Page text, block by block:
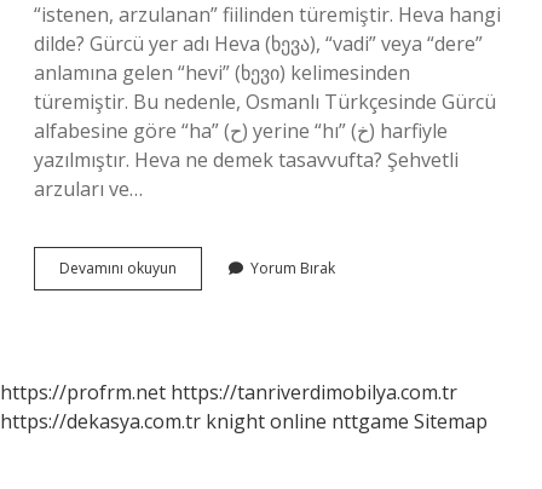
“istenen, arzulanan” fiilinden türemiştir. Heva hangi
dilde? Gürcü yer adı Heva (ხევა), “vadi” veya “dere”
anlamına gelen “hevi” (ხევი) kelimesinden
türemiştir. Bu nedenle, Osmanlı Türkçesinde Gürcü
alfabesine göre “ha” (ح) yerine “hı” (خ) harfiyle
yazılmıştır. Heva ne demek tasavvufta? Şehvetli
arzuları ve…
Devamını okuyun
Ismi
Yorum Bırak
https://profrm.net https://tanriverdimobilya.com.tr
https://dekasya.com.tr knight online nttgame Sitemap